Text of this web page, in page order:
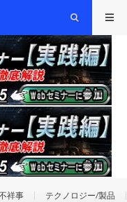
祥事 テクノロジー/製品